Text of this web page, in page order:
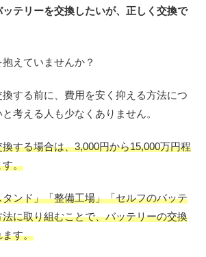
ッテリーを交換したいが、正しく交換で
えていませんか？
する前に、費用を安く抑える方法につ
考える人も少なくありません。
する場合は、3,000円から15,000万円程
す。
ンド」「整備工場」「セルフのバッテ
に取り組むことで、バッテリーの交換
ます。